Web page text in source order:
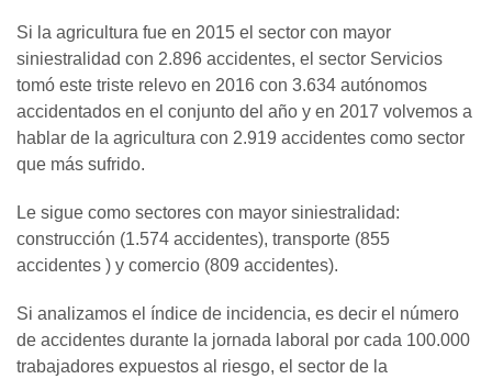
Si la agricultura fue en 2015 el sector con mayor
siniestralidad con 2.896 accidentes, el sector Servicios
tomó este triste relevo en 2016 con 3.634 autónomos
accidentados en el conjunto del año y en 2017 volvemos a
hablar de la agricultura con 2.919 accidentes como sector
que más sufrido.
Le sigue como sectores con mayor siniestralidad:
construcción (1.574 accidentes), transporte (855
accidentes ) y comercio (809 accidentes).
Si analizamos el índice de incidencia, es decir el número
de accidentes durante la jornada laboral por cada 100.000
trabajadores expuestos al riesgo, el sector de la